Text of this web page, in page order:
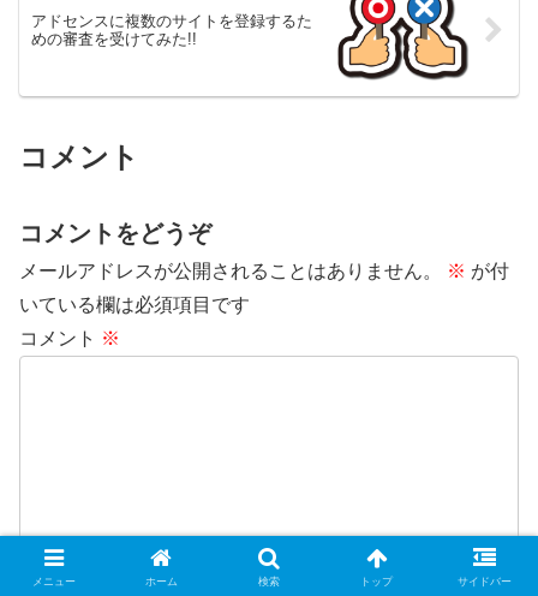
アドセンスに複数のサイトを登録するた
めの審査を受けてみた!!
コメント
コメントをどうぞ
メールアドレスが公開されることはありません。 ※ が付
いている欄は必須項目です
コメント ※
メニュー ホーム 検索 トップ サイドバー